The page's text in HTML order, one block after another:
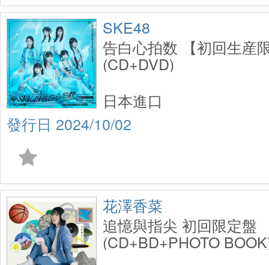
SKE48
告白心拍数 【初回生産
(CD+DVD)
2024/10/02
日本進口
花澤香菜
追憶與指尖 初回限定盤
(CD+BD+PHOTO